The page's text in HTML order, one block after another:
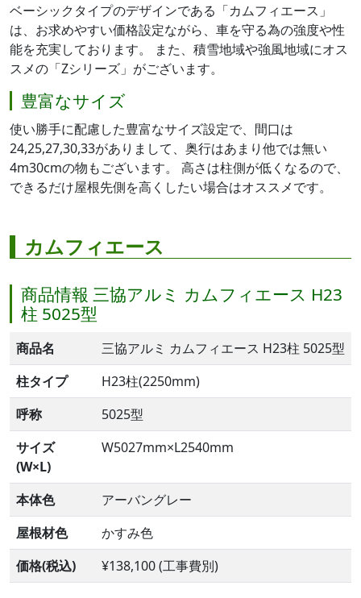
ベーシックタイプのデザインである「カムフィエース」
は、お求めやすい価格設定ながら、車を守る為の強度や性
能を充実しております。 また、積雪地域や強風地域にオス
スメの「Zシリーズ」がございます。
豊富なサイズ
使い勝手に配慮した豊富なサイズ設定で、間口は
24,25,27,30,33がありまして、奥行はあまり他では無い
4m30cmの物もございます。 高さは柱側が低くなるので、
できるだけ屋根先側を高くしたい場合はオススメです。
カムフィエース
商品情報 三協アルミ カムフィエース H23
柱 5025型
商品名
三協アルミ カムフィエース H23柱 5025型
柱タイプ
H23柱(2250mm)
呼称
5025型
サイズ
(W×L)
W5027mm×L2540mm
本体色
アーバングレー
屋根材色
かすみ色
価格(税込)
¥138,100 (工事費別)